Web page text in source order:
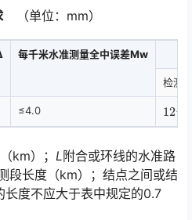
（单位：mm）
每千米水准测量全中误差Mw
检测
≤4.0 12
km）； L附合或环线的水准路
段长度（km）；结点之间或结
长度不应大于表中规定的0.7